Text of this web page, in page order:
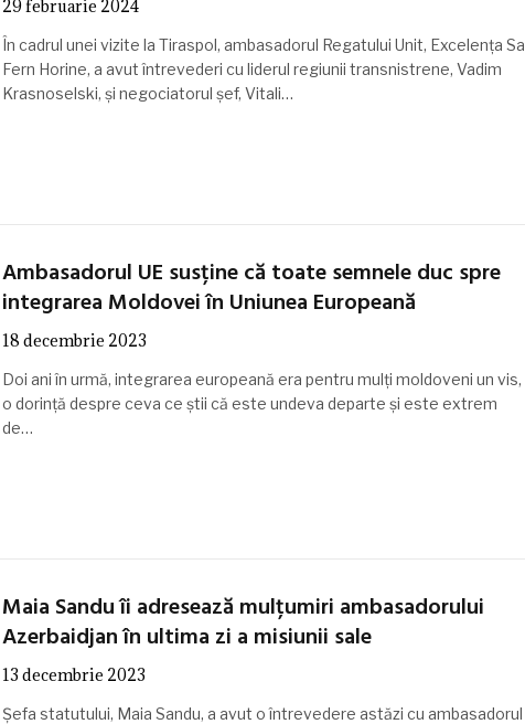
29 februarie 2024
În cadrul unei vizite la Tiraspol, ambasadorul Regatului Unit, Excelența Sa
Fern Horine, a avut întrevederi cu liderul regiunii transnistrene, Vadim
Krasnoselski, și negociatorul șef, Vitali…
Ambasadorul UE susține că toate semnele duc spre
integrarea Moldovei în Uniunea Europeană
18 decembrie 2023
Doi ani în urmă, integrarea europeană era pentru mulți moldoveni un vis,
o dorință despre ceva ce știi că este undeva departe și este extrem
de…
Maia Sandu îi adresează mulțumiri ambasadorului
Azerbaidjan în ultima zi a misiunii sale
13 decembrie 2023
Șefa statutului, Maia Sandu, a avut o întrevedere astăzi cu ambasadorul